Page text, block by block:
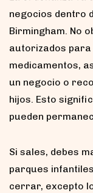
negocios dentro
Birmingham. No
autorizados
medicamentos,
un negocio o
hijos. Esto
pueden
Si sales, debes
parques
cerrar, excepto